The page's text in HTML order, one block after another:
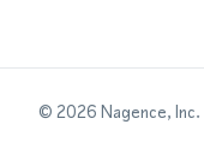
© 2026 Nagence, Inc.